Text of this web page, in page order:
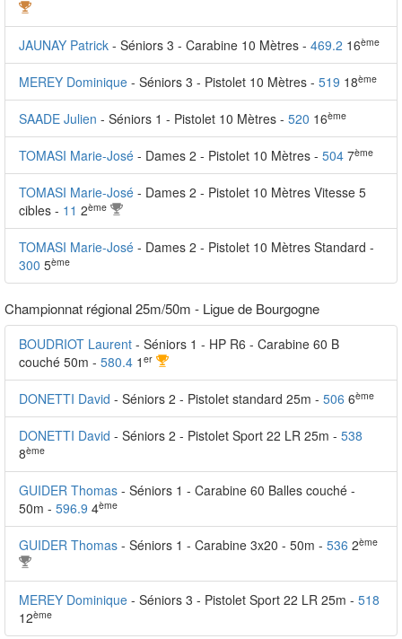
JAUNAY Patrick - Séniors 3 - Carabine 10 Mètres - 469.2 16ème
MEREY Dominique - Séniors 3 - Pistolet 10 Mètres - 519 18ème
SAADE Julien - Séniors 1 - Pistolet 10 Mètres - 520 16ème
TOMASI Marie-José - Dames 2 - Pistolet 10 Mètres - 504 7ème
TOMASI Marie-José - Dames 2 - Pistolet 10 Mètres Vitesse 5
cibles - 11 2ème
TOMASI Marie-José - Dames 2 - Pistolet 10 Mètres Standard -
300 5ème
Championnat régional 25m/50m - Ligue de Bourgogne
BOUDRIOT Laurent - Séniors 1 - HP R6 - Carabine 60 B
couché 50m - 580.4 1 er
DONETTI David - Séniors 2 - Pistolet standard 25m - 506 6ème
DONETTI David - Séniors 2 - Pistolet Sport 22 LR 25m - 538
8ème
GUIDER Thomas - Séniors 1 - Carabine 60 Balles couché -
50m - 596.9 4ème
GUIDER Thomas - Séniors 1 - Carabine 3x20 - 50m - 536 2ème
MEREY Dominique - Séniors 3 - Pistolet Sport 22 LR 25m - 518
12ème